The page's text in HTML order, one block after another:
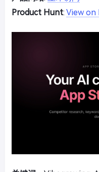
Product Hunt: View